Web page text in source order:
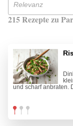
Relevanz
215 Rezepte zu
und scharf anbraten.